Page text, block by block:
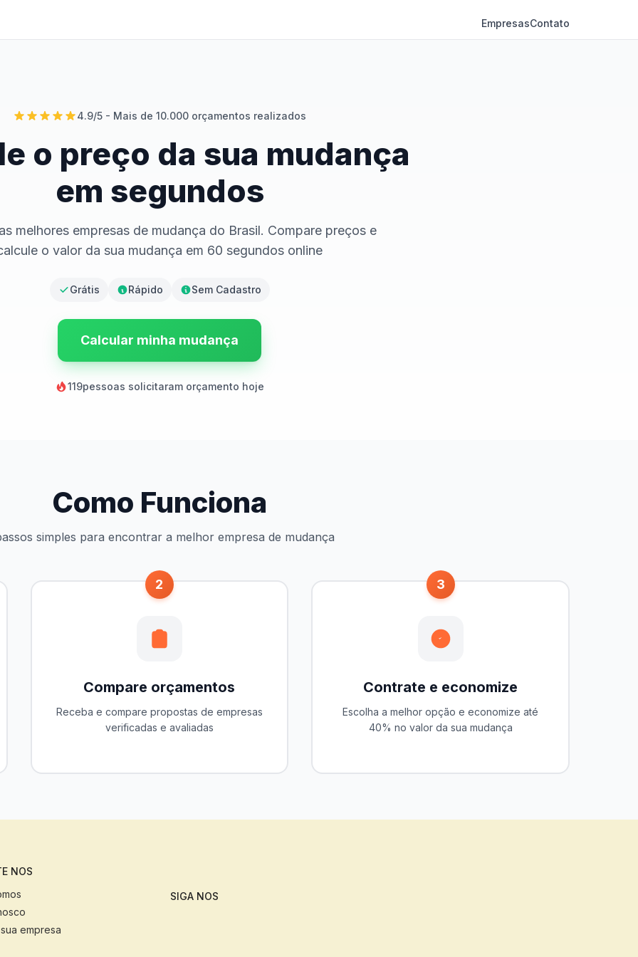
EmpresasContato
4.9/5 - Mais de 10.000 orçamentos realizados
o preço da sua mudança
em segundos
melhores empresas de mudança do Brasil. Compare preços e
o valor da sua mudança em 60 segundos online
Grátis Rápido Sem Cadastro
Calcular minha mudança
119pessoas solicitaram orçamento hoje
Como Funciona
simples para encontrar a melhor empresa de mudança
2
Compare orçamentos
Receba e compare propostas de empresas
verificadas e avaliadas
3
Contrate e economize
Escolha a melhor opção e economize até
40% no valor da sua mudança
NOS
empresa
SIGA NOS